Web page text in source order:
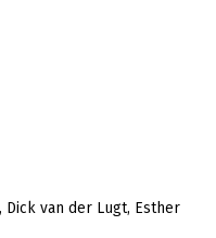
Dick van der Lugt Esther